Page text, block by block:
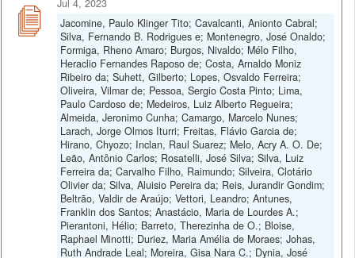
Jul 4, 2023
Jacomine, Paulo Klinger Tito; Cavalcanti, Anionto Cabral;
Silva, Fernando B. Rodrigues e; Montenegro, José Onaldo;
Formiga, Rheno Amaro; Burgos, Nivaldo; Mélo Filho,
Heraclio Fernandes Raposo de; Costa, Arnaldo Moniz
Ribeiro da; Suhett, Gilberto; Lopes, Osvaldo Ferreira;
Oliveira, Vilmar de; Pessoa, Sergio Costa Pinto; Lima,
Paulo Cardoso de; Medeiros, Luiz Alberto Regueira;
Almeida, Jeronimo Cunha; Camargo, Marcelo Nunes;
Larach, Jorge Olmos Iturri; Freitas, Flávio Garcia de;
Hirano, Chyozo; Inclan, Raul Suarez; Melo, Acry A. O. De;
Leão, Antônio Carlos; Rosatelli, José Silva; Silva, Luiz
Ferreira da; Carvalho Filho, Raimundo; Silveira, Clotário
Olivier da; Silva, Aluisio Pereira da; Reis, Jurandir Gondim;
Beltrão, Valdir de Araújo; Vettori, Leandro; Antunes,
Franklin dos Santos; Anastácio, Maria de Lourdes A.;
Pierantoni, Hélio; Barreto, Therezinha de O.; Bloise,
Raphael Minotti; Duriez, Maria Amélia de Moraes; Johas,
Ruth Andrade Leal; Moreira, Gisa Nara C.; Dynia, José